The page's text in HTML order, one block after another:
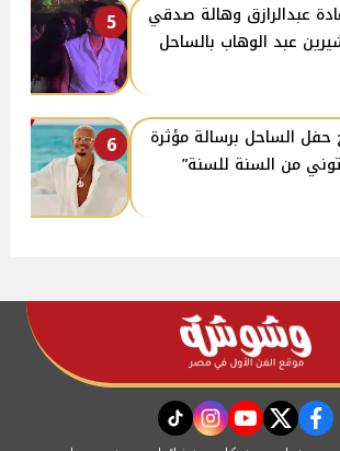
5
عبدالرازق وهالة صدقي
عبد الوهاب بالساحل
6
حفل الساحل برسالة مؤثرة
من السنة للسنة”
facebook
twitter
youtube
instagram
tiktok